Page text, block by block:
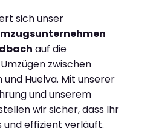
sich unser
auf die
zwischen
Huelva. Mit unserer
und unserem
wir sicher, dass Ihr
und effizient verläuft.